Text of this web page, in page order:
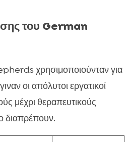
του German
χρησιμοποιούνταν για
οι απόλυτοι εργατικοί
μέχρι θεραπευτικούς
διαπρέπουν.